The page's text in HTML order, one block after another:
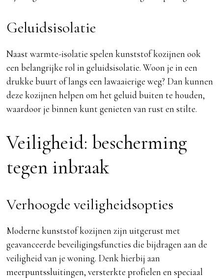
Geluidsisolatie
Naast warmte-isolatie spelen kunststof kozijnen ook
een belangrijke rol in geluidsisolatie. Woon je in een
drukke buurt of langs een lawaaierige weg? Dan kunnen
deze kozijnen helpen om het geluid buiten te houden,
waardoor je binnen kunt genieten van rust en stilte.
Veiligheid: bescherming
tegen inbraak
Verhoogde veiligheidsopties
Moderne kunststof kozijnen zijn uitgerust met
geavanceerde beveiligingsfuncties die bijdragen aan de
veiligheid van je woning. Denk hierbij aan
meerpuntssluitingen, versterkte profielen en speciaal